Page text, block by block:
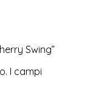
Swing”
I campi